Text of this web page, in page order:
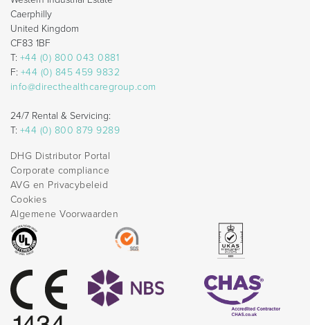
Caerphilly
United Kingdom
CF83 1BF
T: +44 (0) 800 043 0881
F: +44 (0) 845 459 9832
info@directhealthcaregroup.com
24/7 Rental & Servicing:
T: +44 (0) 800 879 9289
DHG Distributor Portal
Corporate compliance
AVG en Privacybeleid
Cookies
Algemene Voorwaarden